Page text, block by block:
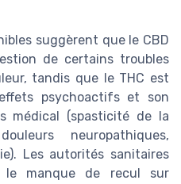
suggèrent que le CBD
de certains troubles
tandis que le THC est
psychoactifs et son
médical (spasticité de la
neuropathiques,
Les autorités sanitaires
le manque de recul sur